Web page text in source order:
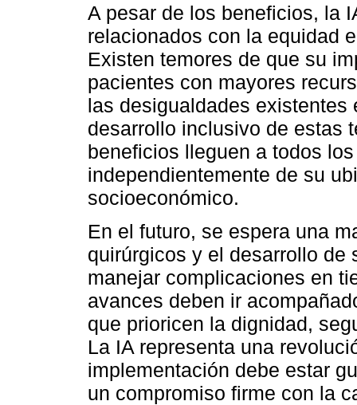
A pesar de los beneficios, la
relacionados con la equidad
Existen temores de que su
pacientes con mayores
las desigualdades existentes
desarrollo inclusivo de estas
beneficios lleguen a todos
independientemente de su
socioeconómico.
En el futuro, se espera una
quirúrgicos y el desarrollo de
manejar complicaciones en
avances deben ir
que prioricen la dignidad,
La IA representa una
implementación debe estar
un compromiso firme con la